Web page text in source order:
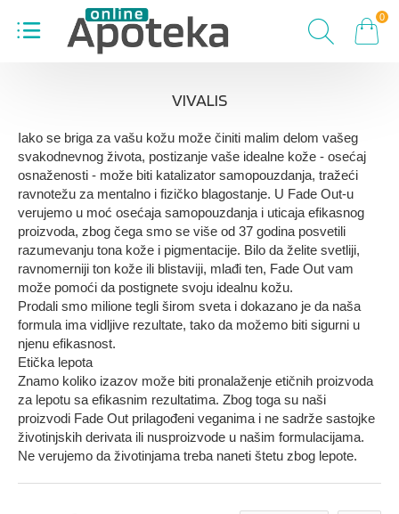
0
VIVALIS
Iako se briga za vašu kožu može činiti malim delom vašeg
svakodnevnog života, postizanje vaše idealne kože - osećaj
osnaženosti - može biti katalizator samopouzdanja, tražeći
ravnotežu za mentalno i fizičko blagostanje. U Fade Out-u
verujemo u moć osećaja samopouzdanja i uticaja efikasnog
proizvoda, zbog čega smo se više od 37 godina posvetili
razumevanju tona kože i pigmentacije. Bilo da želite svetliji,
ravnomerniji ton kože ili blistaviji, mlađi ten, Fade Out vam
može pomoći da postignete svoju idealnu kožu.
Prodali smo milione tegli širom sveta i dokazano je da naša
formula ima vidljive rezultate, tako da možemo biti sigurni u
njenu efikasnost.
Etička lepota
Znamo koliko izazov može biti pronalaženje etičnih proizvoda
za lepotu sa efikasnim rezultatima. Zbog toga su naši
proizvodi Fade Out prilagođeni veganima i ne sadrže sastojke
životinjskih derivata ili nusproizvode u našim formulacijama.
Ne verujemo da životinjama treba naneti štetu zbog lepote.